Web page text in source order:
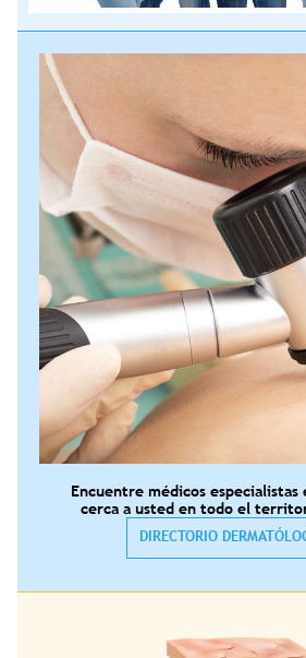
Encuentre médicos especialistas
cerca a usted en todo el
DIRECTORIO